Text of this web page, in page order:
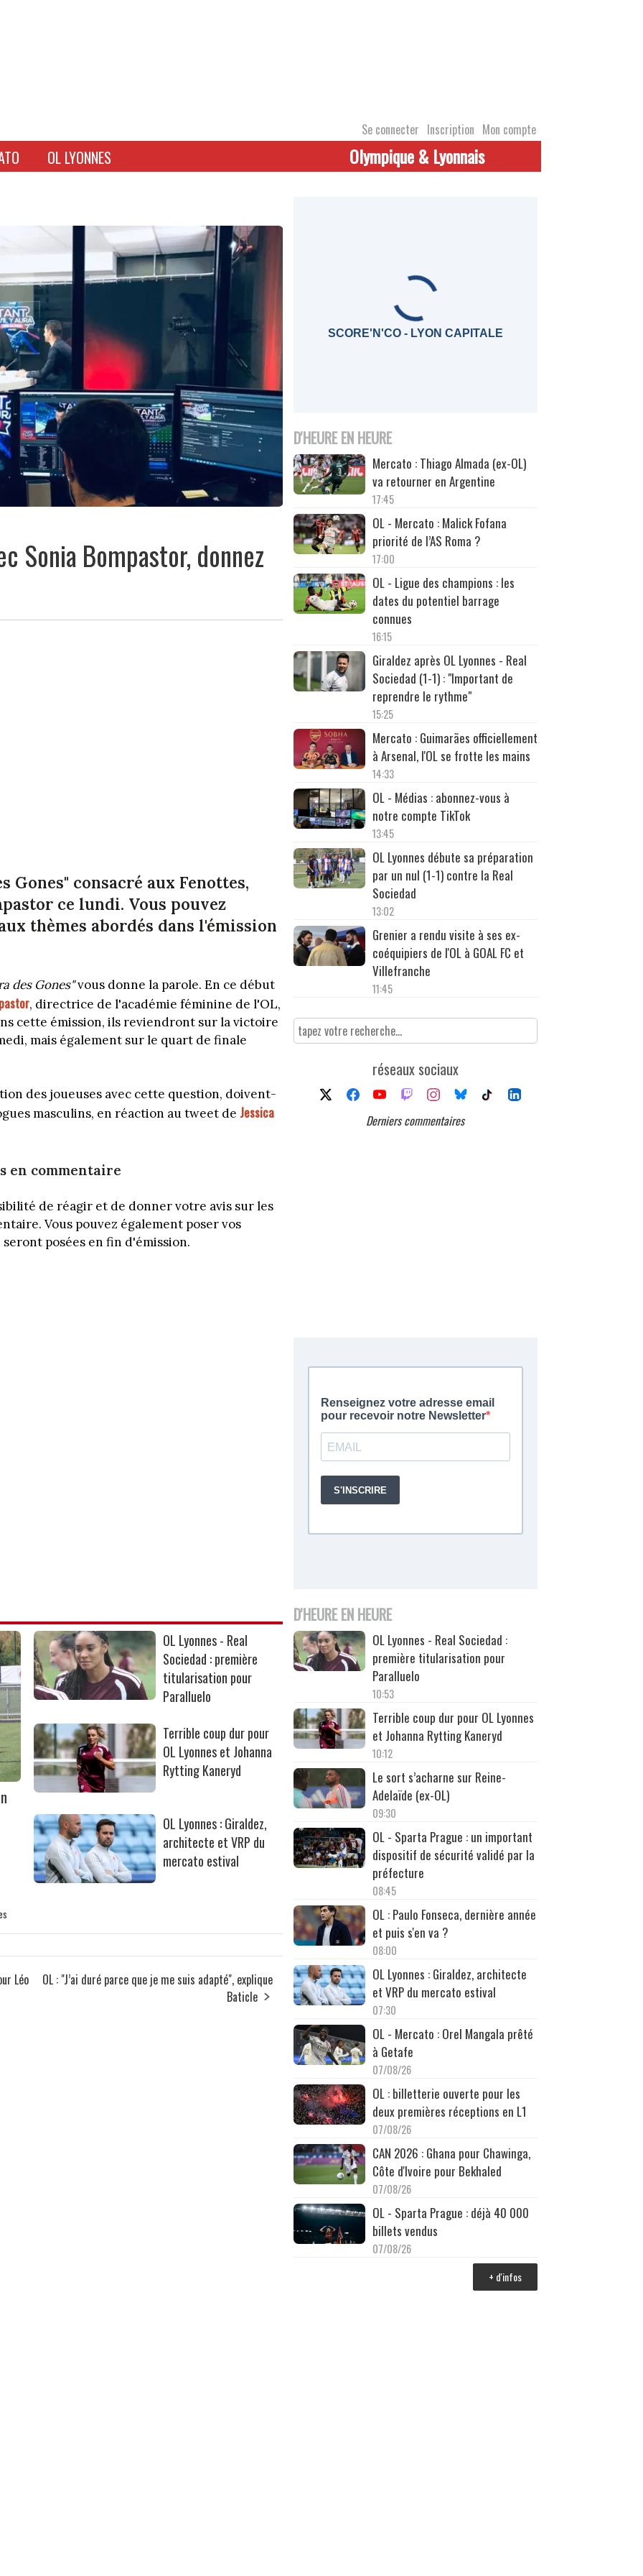
Se connecter Inscription Mon compte
OL LYONNES Olympique & Lyonnais
Sonia Bompastor, donnez
Gones" consacré aux Fenottes,
ce lundi. Vous pouvez
thèmes abordés dans l'émission
des Gones"vous donne la parole. En ce début
, directrice de l'académie féminine de l'OL,
cette émission, ils reviendront sur la victoire
mais également sur le quart de finale
des joueuses avec cette question, doivent-
masculins, en réaction au tweet de Jessica
en commentaire
de réagir et de donner votre avis sur les
Vous pouvez également poser vos
posées en fin d'émission.
OL Lyonnes - Real
Sociedad : première
titularisation pour
Paralluelo
Terrible coup dur pour
OL Lyonnes et Johanna
Rytting Kaneryd
OL Lyonnes : Giraldez,
architecte et VRP du
mercato estival
Léo
OL : "J’ai duré parce que je me suis adapté", explique
Baticle
SCORE'N'CO - LYON CAPITALE
D'HEURE EN HEURE
Mercato : Thiago Almada (ex-OL)
va retourner en Argentine
17:45
OL - Mercato : Malick Fofana
priorité de l’AS Roma ?
17:00
OL - Ligue des champions : les
dates du potentiel barrage
connues
16:15
Giraldez après OL Lyonnes - Real
Sociedad (1-1) : "Important de
reprendre le rythme"
15:25
Mercato : Guimarães officiellement
à Arsenal, l'OL se frotte les mains
14:33
OL - Médias : abonnez-vous à
notre compte TikTok
13:45
OL Lyonnes débute sa préparation
par un nul (1-1) contre la Real
Sociedad
13:02
Grenier a rendu visite à ses ex-
coéquipiers de l'OL à GOAL FC et
Villefranche
11:45
réseaux sociaux
Derniers commentaires
D'HEURE EN HEURE
OL Lyonnes - Real Sociedad :
première titularisation pour
Paralluelo
10:53
Terrible coup dur pour OL Lyonnes
et Johanna Rytting Kaneryd
10:12
Le sort s’acharne sur Reine-
Adelaïde (ex-OL)
09:30
OL - Sparta Prague : un important
dispositif de sécurité validé par la
préfecture
08:45
OL : Paulo Fonseca, dernière année
et puis s'en va ?
08:00
OL Lyonnes : Giraldez, architecte
et VRP du mercato estival
07:30
OL - Mercato : Orel Mangala prêté
à Getafe
07/08/26
OL : billetterie ouverte pour les
deux premières réceptions en L1
07/08/26
CAN 2026 : Ghana pour Chawinga,
Côte d'Ivoire pour Bekhaled
07/08/26
OL - Sparta Prague : déjà 40 000
billets vendus
07/08/26
+ d'infos